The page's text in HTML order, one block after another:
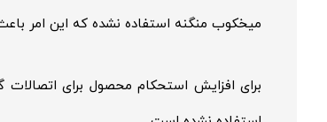
میخکوب منگنه استفاده نشده که این امر
برای افزایش استحکام محصول برای